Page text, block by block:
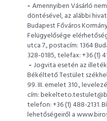
- Amennyiben Vásárló
döntésével, az alábbi
Budapest Főváros
Felügyelősége
utca 7., postacím: 1364
328-0185, telefax: +36 (1)
- Jogvita esetén az
Békéltető Testület
99. III. emelet 310.,
cím:
telefon: +36 (1) 488-2131.
lehetőségeiről a